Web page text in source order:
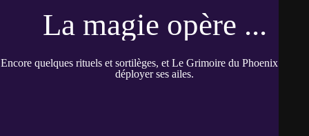
La magie opère ...
Encore quelques rituels et sortilèges, et Le Grimoire du Phoenix pourra
déployer ses ailes.